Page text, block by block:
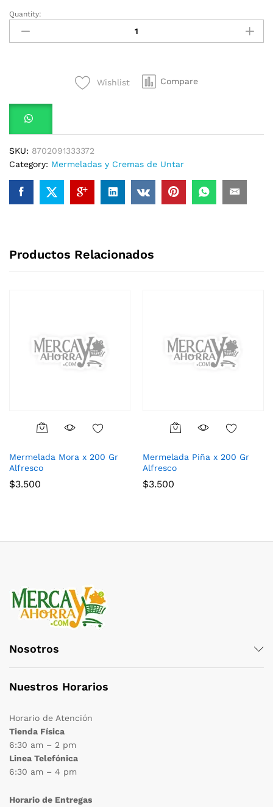
Mermelada
Fresa
x
Quantity:
Wishlist Compare
SKU: 8702091333372
Category: Mermeladas y Cremas de Untar
Productos Relacionados
Mermelada Mora x 200 Gr
Alfresco
$3.500
Mermelada Piña x 200 Gr
Alfresco
$3.500
Nosotros
Nuestros Horarios
Horario de Atención
Tienda Física
6:30 am – 2 pm
Linea Telefónica
6:30 am – 4 pm
Horario de Entregas